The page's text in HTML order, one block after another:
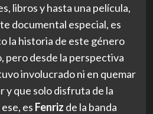
libros y hasta una película,
documental especial, es
la historia de este género
pero desde la perspectiva
involucrado ni en quemar
y que solo disfruta de la
es Fenriz de la banda